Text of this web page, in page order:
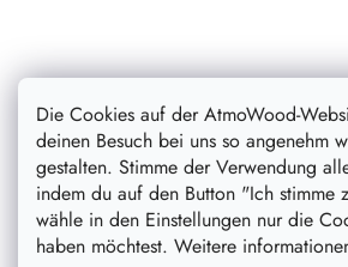
Die Cookies auf der AtmoWood-
deinen Besuch bei uns so angenehm
gestalten. Stimme der Verwendung
indem du auf den Button "Ich stimme
wähle in den Einstellungen nur die
haben möchtest. Weitere
48,70 €